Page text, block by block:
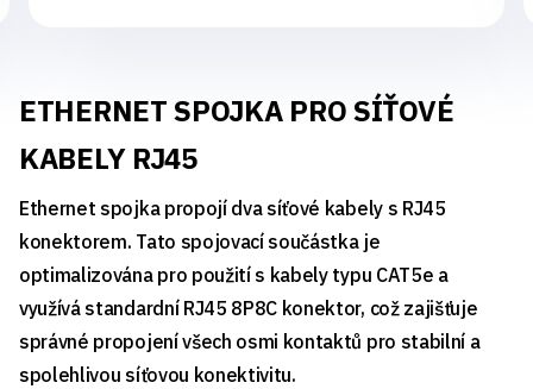
ETHERNET SPOJKA PRO SÍŤOVÉ
KABELY RJ45
Ethernet spojka propojí dva síťové kabely s RJ45
konektorem. Tato spojovací součástka je
optimalizována pro použití s kabely typu CAT5e a
využívá standardní RJ45 8P8C konektor, což zajišťuje
správné propojení všech osmi kontaktů pro stabilní a
spolehlivou síťovou konektivitu.